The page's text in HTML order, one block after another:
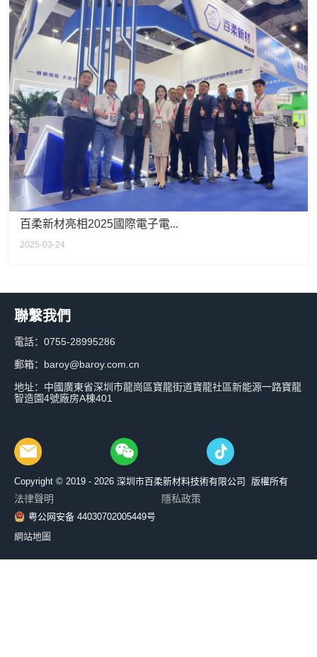
百柔新材亮相2025國際電子電...
2025-03-24
聯繫我們
電話：0755-28995286
郵箱：baroy@baroy.com.cn
地址：中國廣東省深圳市龍崗區寶龍街道寶龍社區新能源一路寶龍
智造園4號廠房A棟401
Copyright © 2019 - 2026 深圳市百柔新材料技術有限公司 版權所有
法律聲明 隱私政策
粤公网安备 44030702005449号
網站地圖